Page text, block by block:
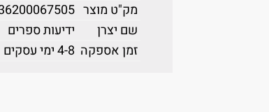
מק"ט מוצר
שם יצרן
ידיעות ספרים
זמן אספקה 4-8 ימי עסקים